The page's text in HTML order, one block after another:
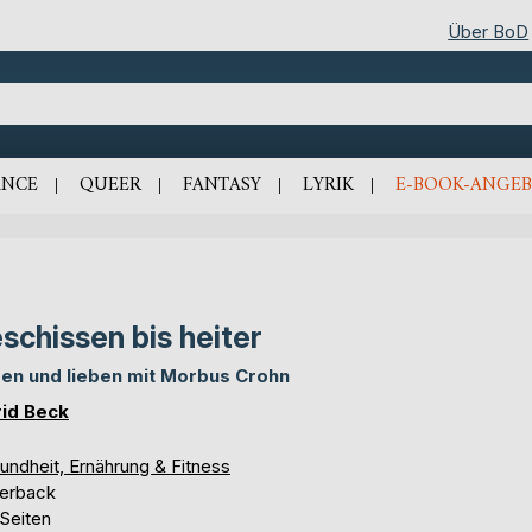
Über BoD
QUEER FANTASY LYRIK E-BOOK-
bis heiter
und lieben mit Morbus Crohn
Beck
Ernährung & Fitness